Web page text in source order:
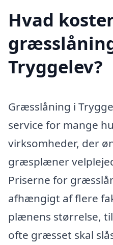
Hvad
Tryggelev?
Græsslåning i
service for mange
virksomheder, der
græsplæner
Priserne for
afhængigt af flere
plænens størrelse,
ofte græsset skal